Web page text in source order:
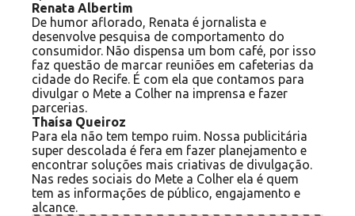
Renata Albertim
De humor aflorado, Renata é jornalista e
desenvolve pesquisa de comportamento do
consumidor. Não dispensa um bom café, por isso
faz questão de marcar reuniões em cafeterias da
cidade do Recife. É com ela que contamos para
divulgar o Mete a Colher na imprensa e fazer
parcerias.
Thaísa Queiroz
Para ela não tem tempo ruim. Nossa publicitária
super descolada é fera em fazer planejamento e
encontrar soluções mais criativas de divulgação.
Nas redes sociais do Mete a Colher ela é quem
tem as informações de público, engajamento e
alcance.